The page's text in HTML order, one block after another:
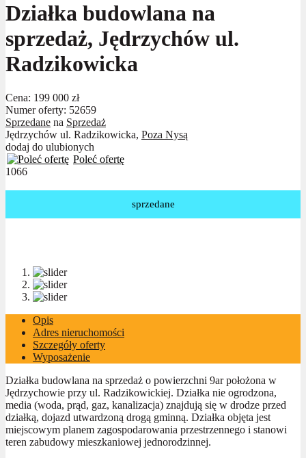
Działka budowlana na
sprzedaż, Jędrzychów ul.
Radzikowicka
Cena: 199 000 zł
Numer oferty: 52659
Sprzedane na Sprzedaż
Jędrzychów ul. Radzikowicka, Poza Nysą
dodaj do ulubionych
Poleć ofertę
1066
sprzedane
Opis
Adres nieruchomości
Szczegóły oferty
Wyposażenie
Działka budowlana na sprzedaż o powierzchni 9ar położona w
Jędrzychowie przy ul. Radzikowickiej. Działka nie ogrodzona,
media (woda, prąd, gaz, kanalizacja) znajdują się w drodze przed
działką, dojazd utwardzoną drogą gminną. Działka objęta jest
miejscowym planem zagospodarowania przestrzennego i stanowi
teren zabudowy mieszkaniowej jednorodzinnej.